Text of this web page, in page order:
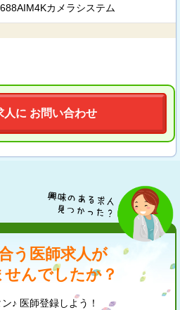
カメラシステム
人に お問い合わせ
う医師求人が
せんでしたか？
♪ 医師登録しよう！